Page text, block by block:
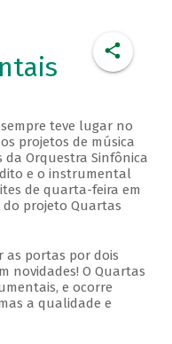
teve lugar no
os projetos de música
da Orquestra Sinfônica
e o instrumental
de quarta-feira em
projeto Quartas
as portas por dois
novidades! O Quartas
e ocorre
a qualidade e